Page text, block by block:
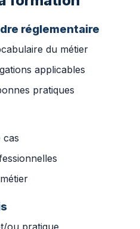
réglementaire
du métier
applicables
pratiques
cas
ou pratique